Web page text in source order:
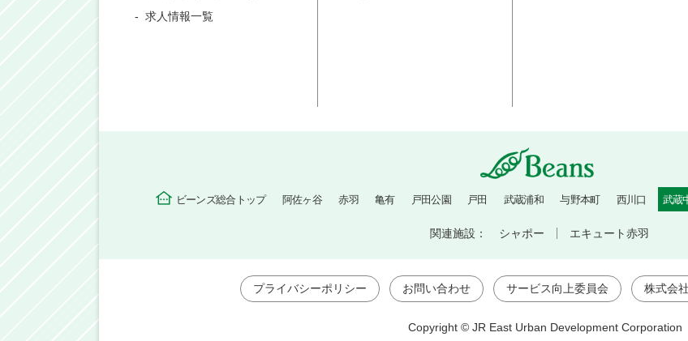
求人情報一覧
ビーンズ総合トップ 阿佐ヶ谷 赤羽 亀有 戸田公園 戸田 武蔵浦和 与野本町 西川口 武蔵
関連施設： シャポー エキュート赤羽
プライバシーポリシー お問い合わせ サービス向上委員会 株式会
Copyright © JR East Urban Development Corporation